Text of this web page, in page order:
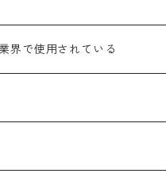
ス～
）
界で使用されている